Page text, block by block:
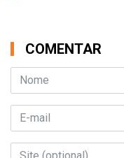
COMENTAR